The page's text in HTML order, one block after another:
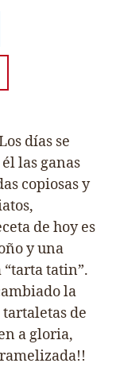
días se
las ganas
copiosas y
de hoy es
y una
tatin”.
la
de
a gloria,